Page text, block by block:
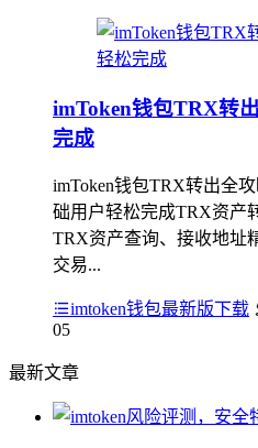
imToken钱包TRX转
完成
imToken钱包TRX转出全
础用户轻松完成TRX资产
TRX资产查询、接收地址
交易...
imtoken钱包最新版下载
05
最新文章